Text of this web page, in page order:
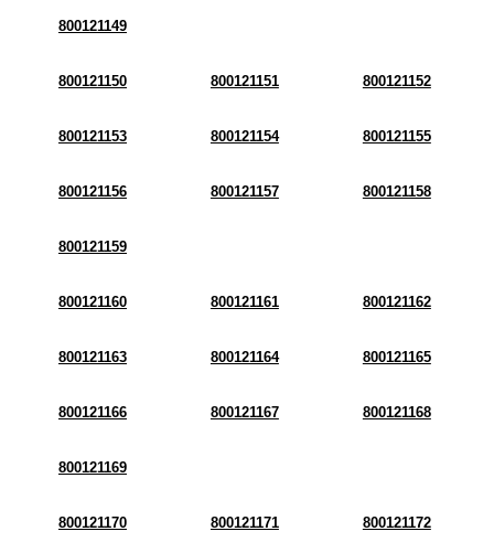
800121149
800121150 800121151 800121152
800121153 800121154 800121155
800121156 800121157 800121158
800121159
800121160 800121161 800121162
800121163 800121164 800121165
800121166 800121167 800121168
800121169
800121170 800121171 800121172